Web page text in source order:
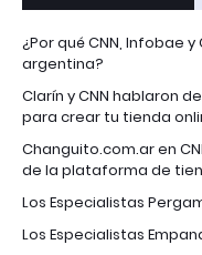
¿Por qué CNN, Infobae
argentina?
Clarín y CNN hablaron
para crear tu tienda
Changuito.com.ar en
de la plataforma de
Los Especialistas
Los Especialistas